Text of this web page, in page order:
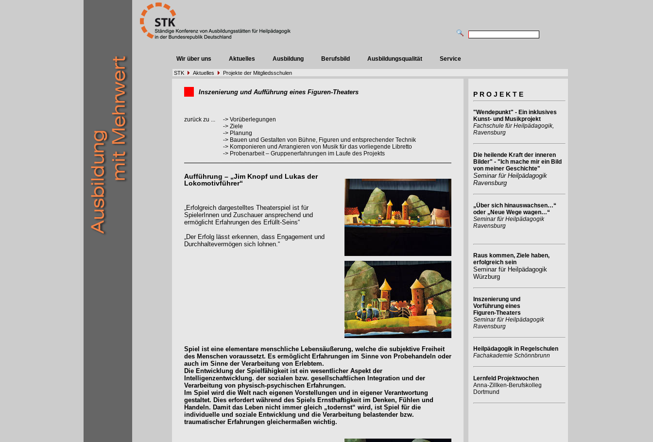
Wir über uns Aktuelles Ausbildung Berufsbild Ausbildungsqualität Service
STK Aktuelles Projekte der Mitgliedsschulen
Inszenierung und Aufführung eines Figuren-Theaters
zurück zu ... -> Vorüberlegungen
-> Ziele
-> Planung
-> Bauen und Gestalten von Bühne, Figuren und entsprechender Technik
-> Komponieren und Arrangieren von Musik für das vorliegende Libretto
-> Probenarbeit – Gruppenerfahrungen im Laufe des Projekts
Aufführung – „Jim Knopf und Lukas der
Lokomotivführer“
„Erfolgreich dargestelltes Theaterspiel ist für
SpielerInnen und Zuschauer ansprechend und
ermöglicht Erfahrungen des Erfüllt-Seins“
„Der Erfolg lässt erkennen, dass Engagement und
Durchhaltevermögen sich lohnen.“
Spiel ist eine elementare menschliche Lebensäußerung, welche die subjektive Freiheit
des Menschen voraussetzt. Es ermöglicht Erfahrungen im Sinne von Probehandeln oder
auch im Sinne der Verarbeitung von Erlebtem.
Die Entwicklung der Spielfähigkeit ist ein wesentlicher Aspekt der
Intelligenzentwicklung. der sozialen bzw. gesellschaftlichen Integration und der
Verarbeitung von physisch-psychischen Erfahrungen.
Im Spiel wird die Welt nach eigenen Vorstellungen und in eigener Verantwortung
gestaltet. Dies erfordert während des Spiels Ernsthaftigkeit im Denken, Fühlen und
Handeln. Damit das Leben nicht immer gleich „todernst“ wird, ist Spiel für die
individuelle und soziale Entwicklung und die Verarbeitung belastender bzw.
traumatischer Erfahrungen gleichermaßen wichtig.
P R O J E K T E
"Wendepunkt" - Ein inklusives
Kunst- und Musikprojekt
Fachschule für Heilpädagogik,
Ravensburg
Die heilende Kraft der inneren
Bilder" - "Ich mache mir ein Bild
von meiner Geschichte"
Seminar für Heilpädagogik
Ravensburg
„Über sich hinauswachsen…“
oder „Neue Wege wagen…“
Seminar für Heilpädagogik
Ravensburg
Raus kommen, Ziele haben,
erfolgreich sein
Seminar für Heilpädagogik
Würzburg
Inszenierung und
Vorführung eines
Figuren-Theaters
Seminar für Heilpädagogik
Ravensburg
Heilpädagogik in Regelschulen
Fachakademie Schönnbrunn
Lernfeld Projektwochen
Anna-Zillken-Berufskolleg
Dortmund